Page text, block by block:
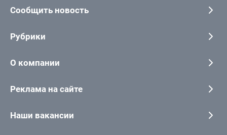
Сообщить новость
Рубрики
О компании
Реклама на сайте
Наши вакансии